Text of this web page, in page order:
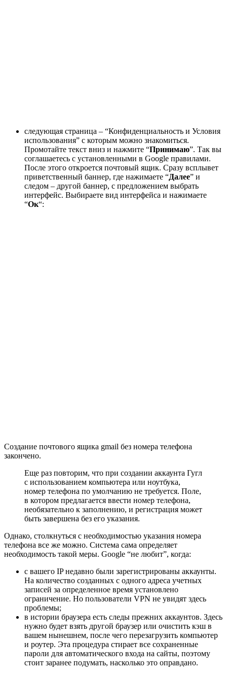
следующая страница – “Конфиденциальность и Условия
использования” с которым можно знакомиться.
Промотайте текст вниз и нажмите “Принимаю”. Так вы
соглашаетесь с установленными в Google правилами.
После этого откроется почтовый ящик. Сразу всплывет
приветственный баннер, где нажимаете “Далее” и
следом – другой баннер, с предложением выбрать
интерфейс. Выбираете вид интерфейса и нажимаете
“Ок“:
Создание почтового ящика gmail без номера телефона
закончено.
Еще раз повторим, что при создании аккаунта Гугл
с использованием компьютера или ноутбука,
номер телефона по умолчанию не требуется. Поле,
в котором предлагается ввести номер телефона,
необязательно к заполнению, и регистрация может
быть завершена без его указания.
Однако, столкнуться с необходимостью указания номера
телефона все же можно. Система сама определяет
необходимость такой меры. Google “не любит”, когда:
с вашего IP недавно были зарегистрированы аккаунты.
На количество созданных с одного адреса учетных
записей за определенное время установлено
ограничение. Но пользователи VPN не увидят здесь
проблемы;
в истории браузера есть следы прежних аккаунтов. Здесь
нужно будет взять другой браузер или очистить кэш в
вашем нынешнем, после чего перезагрузить компьютер
и роутер. Эта процедура стирает все сохраненные
пароли для автоматического входа на сайты, поэтому
стоит заранее подумать, насколько это оправдано.